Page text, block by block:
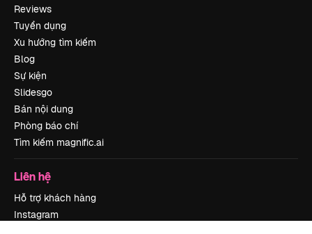
Reviews
Tuyển dụng
Xu hướng tìm kiếm
Blog
Sự kiện
Slidesgo
Bán nội dung
Phòng báo chí
Tìm kiếm magnific.ai
Liên hệ
Hỗ trợ khách hàng
Instagram